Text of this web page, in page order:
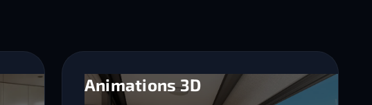
Animations 3D